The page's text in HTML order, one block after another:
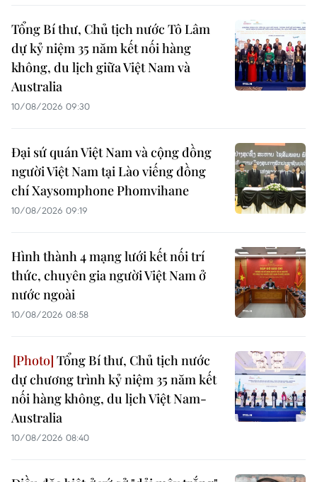
Tổng Bí thư, Chủ tịch nước Tô Lâm
dự kỷ niệm 35 năm kết nối hàng
không, du lịch giữa Việt Nam và
Australia
10/08/2026 09:30
Đại sứ quán Việt Nam và cộng đồng
người Việt Nam tại Lào viếng đồng
chí Xaysomphone Phomvihane
10/08/2026 09:19
Hình thành 4 mạng lưới kết nối trí
thức, chuyên gia người Việt Nam ở
nước ngoài
10/08/2026 08:58
Tổng Bí thư, Chủ tịch nước
dự chương trình kỷ niệm 35 năm kết
nối hàng không, du lịch Việt Nam-
Australia
10/08/2026 08:40